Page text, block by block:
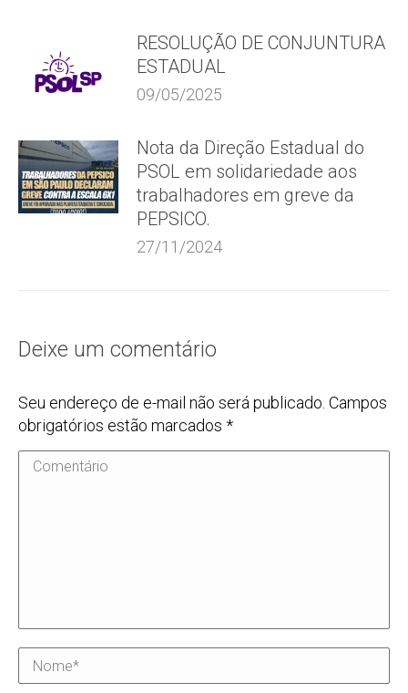
RESOLUÇÃO DE CONJUNTURA
ESTADUAL
09/05/2025
Nota da Direção Estadual do
PSOL em solidariedade aos
trabalhadores em greve da
PEPSICO.
27/11/2024
Deixe um comentário
Seu endereço de e-mail não será publicado. Campos
obrigatórios estão marcados *
Comentário
Nome *